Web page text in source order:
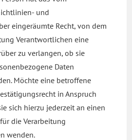
und
eingeräumte Recht, von dem
Verantwortlichen eine
zu verlangen, ob sie
Daten
Möchte eine betroffene
in Anspruch
sich hierzu jederzeit an einen
die Verarbeitung
wenden.